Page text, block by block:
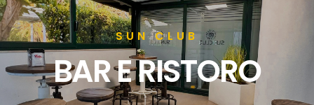
SUN CLUB
BAR E RISTORO